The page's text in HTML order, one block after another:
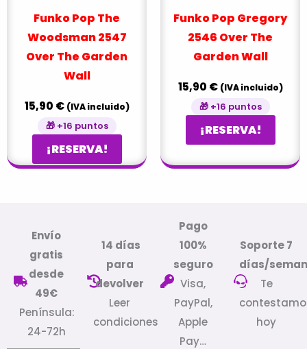
Funko Pop The
Woodsman 2547
Over The Garden
Wall
15,90 € (IVA incluido)
🎁 +16 puntos
¡RESERVA!
Funko Pop Gregory
2546 Over The
Garden Wall
15,90 € (IVA incluido)
🎁 +16 puntos
¡RESERVA!
Envío
gratis
desde
49€
Península:
24-72h
14 días
para
devolver
Leer
condiciones
Pago
100%
seguro
Visa,
PayPal,
Apple
Pay…
Soporte 7
días/
Te
hoy